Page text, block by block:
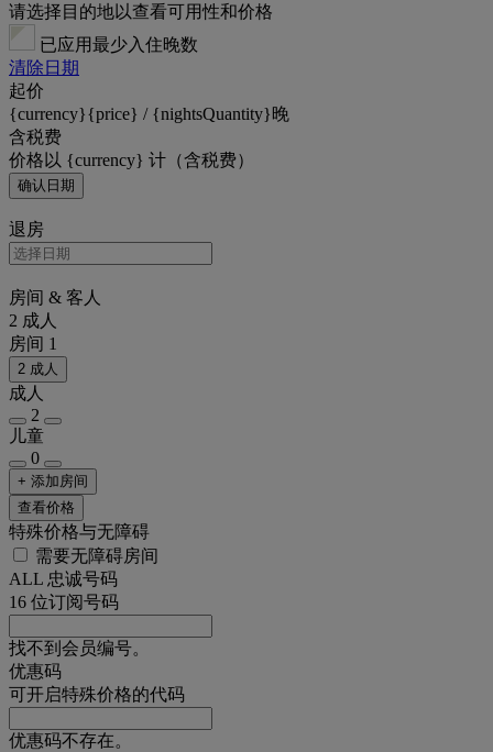
请选择目的地以查看可用性和价格
已应用最少入住晚数
清除日期
起价
{currency}{price} / {nightsQuantity}晚
含税费
价格以 {currency} 计（含税费）
确认日期
退房
房间 & 客人
2 成人
房间 1
2 成人
成人
2
儿童
0
+ 添加房间
查看价格
特殊价格与无障碍
需要无障碍房间
ALL 忠诚号码
16 位订阅号码
找不到会员编号。
优惠码
可开启特殊价格的代码
优惠码不存在。